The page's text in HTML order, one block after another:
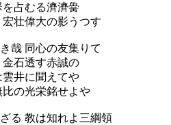
占むる濟濟黌
壮偉大の影うつす
哉 同心の友集りて
石透す赤誠の
井に聞えてや
の光栄銘せよや
る 教は知れよ三綱領